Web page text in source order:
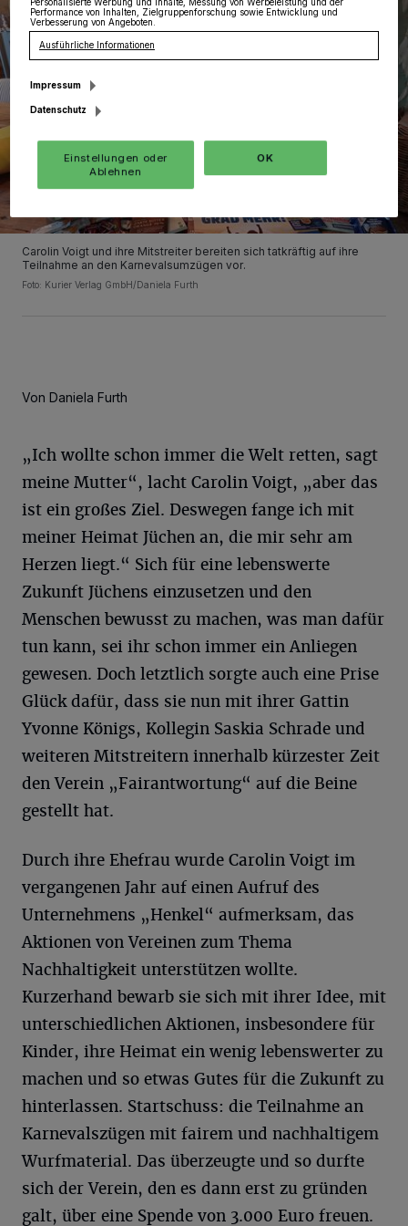
Carolin Voigt und ihre Mitstreiter bereiten sich tatkräftig auf ihre
Teilnahme an den Karnevalsumzügen vor.
Foto: Kurier Verlag GmbH/Daniela Furth
Von Daniela Furth
„Ich wollte schon immer die Welt retten, sagt
meine Mutter“, lacht Carolin Voigt, „aber das
ist ein großes Ziel. Deswegen fange ich mit
meiner Heimat Jüchen an, die mir sehr am
Herzen liegt.“ Sich für eine lebenswerte
Zukunft Jüchens einzusetzen und den
Menschen bewusst zu machen, was man dafür
tun kann, sei ihr schon immer ein Anliegen
gewesen. Doch letztlich sorgte auch eine Prise
Glück dafür, dass sie nun mit ihrer Gattin
Yvonne Königs, Kollegin Saskia Schrade und
weiteren Mitstreitern innerhalb kürzester Zeit
den Verein „Fairantwortung“ auf die Beine
gestellt hat.
Durch ihre Ehefrau wurde Carolin Voigt im
vergangenen Jahr auf einen Aufruf des
Unternehmens „Henkel“ aufmerksam, das
Aktionen von Vereinen zum Thema
Nachhaltigkeit unterstützen wollte.
Kurzerhand bewarb sie sich mit ihrer Idee, mit
unterschiedlichen Aktionen, insbesondere für
Kinder, ihre Heimat ein wenig lebenswerter zu
machen und so etwas Gutes für die Zukunft zu
hinterlassen. Startschuss: die Teilnahme an
Karnevalszügen mit fairem und nachhaltigem
Wurfmaterial. Das überzeugte und so durfte
sich der Verein, den es dann erst zu gründen
galt, über eine Spende von 3.000 Euro freuen.
Personalisierte Werbung und Inhalte, Messung von Werbeleistung und der
Performance von Inhalten, Zielgruppenforschung sowie Entwicklung und
Verbesserung von Angeboten.
Ausführliche Informationen
Impressum
Datenschutz
Einstellungen oder
Ablehnen
OK